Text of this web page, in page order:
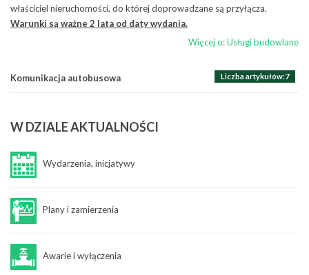
ZLECENIE NA PRZEWÓZ OSÓB – WYNAJEM AUTOBUSU
Więcej o: Zamawianie usług
Raporty
właściciel nieruchomości, do której doprowadzane są przyłącza.
Warunki są ważne 2 lata od daty wydania.
Więcej o: Usługi budowlane
Komunikacja autobusowa Liczba artykułów:7
WDZIALE AKTUALNOŚCI
Wydarzenia, inicjatywy
Plany i zamierzenia
Awarie i wyłączenia